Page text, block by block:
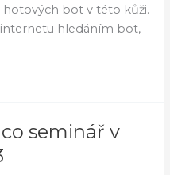
hotových bot v této kůži.
internetu hledáním bot,
seminář v